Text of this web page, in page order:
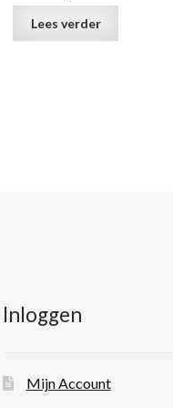
Lees verder
Inloggen
Mijn Account